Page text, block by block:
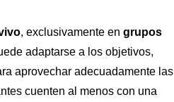
, exclusivamente engrupos
adaptarse a los objetivos,
aprovechar adecuadamente las
cuenten al menos con una